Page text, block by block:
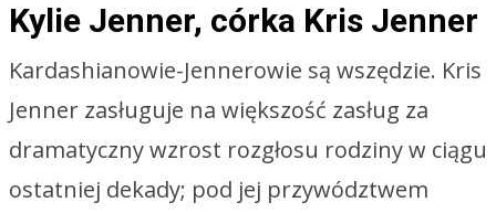
Kylie Jenner, córka Kris Jenner
Kardashianowie-Jennerowie są wszędzie. Kris
Jenner zasługuje na większość zasług za
dramatyczny wzrost rozgłosu rodziny w ciągu
ostatniej dekady; pod jej przywództwem